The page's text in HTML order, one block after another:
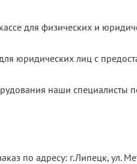
для физических и
юридических лиц с
наши специалисты
по адресу: г.Липецк, ул.